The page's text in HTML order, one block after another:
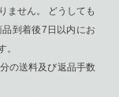
ません。 どうしても
到着後7日以内にお
。
の送料及び返品手数